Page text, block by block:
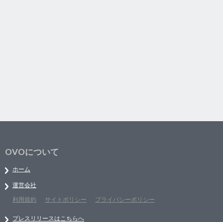
OVOについて
ホーム
運営会社
利用規約
サイトポリシー プライバシーポリシー
プレスリリースはこちらへ